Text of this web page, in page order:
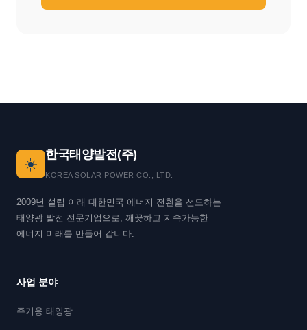
☀️
한국태양발전(주)
KOREA SOLAR POWER CO., LTD.
2009년 설립 이래 대한민국 에너지 전환을 선도하는
태양광 발전 전문기업으로, 깨끗하고 지속가능한
에너지 미래를 만들어 갑니다.
사업 분야
주거용 태양광